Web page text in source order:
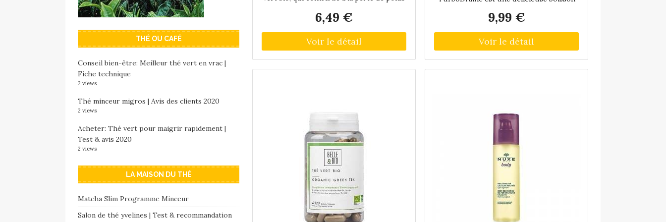
approprié. Chaque gélule de Phytaya Thé
Thé Vert.
6,49 €
boire tout au long de la journée.- actions
graisses tout en remodelant la silhouette :
noix de kola, cassis, chiendent, reine des
prés, frêne, bardane et pulpe de tamarin.2)
Je draine en profondeur les reins, le foie
chiendent, goyave, cassis,
pissenlitDrainage hépatique : Artichaut,
fenouil, bardane, pissenlitDrainage
lymphatique : Queue de cerise, fenouil,
bardane, algue Aosa Efficacité prouvée: +
46 % d'élimination* à 10 jours** Etude
jours Conseils d'utilisation: Agiter avant
emploi. Diluer 10 mL dans un grand verre
d'eau (200 mL), 5 fois par jour, soit
l'équivalent de 50 mL (dose journalière)
9,99 €
THÉ OU CAFÉ
Conseil bien-être: Meilleur thé vert en vrac |
Fiche technique
2 views
Thé minceur migros | Avis des clients 2020
2 views
Acheter: Thé vert pour maigrir rapidement |
Test & avis 2020
2 views
LA MAISON DU THÉ
Matcha Slim Programme Minceur
Salon de thé yvelines | Test & recommandation